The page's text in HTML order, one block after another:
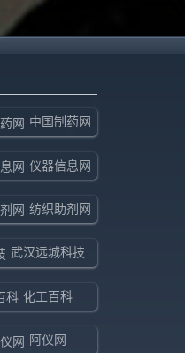
中国制药网
仪器信息网
纺织助剂网
武汉远城科技
化工百科
阿仪网